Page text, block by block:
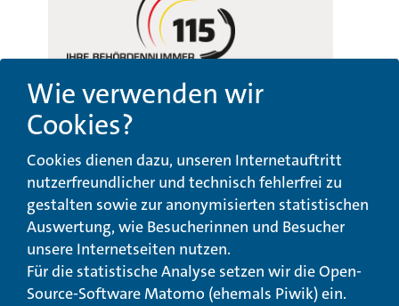
Anregungs- und
Qualitätsmanagement
Barrierefreiheit
© Landeswohlfahrtsverband Hessen 2026
Impressum Seitenübersicht Seite drucken
Wie verwenden wir
Cookies?
Cookies dienen dazu, unseren Internetauftritt
nutzerfreundlicher und technisch fehlerfrei zu
gestalten sowie zur anonymisierten statistischen
Auswertung, wie Besucherinnen und Besucher
unsere Internetseiten nutzen.
Für die statistische Analyse setzen wir die Open-
Source-Software Matomo (ehemals Piwik) ein.